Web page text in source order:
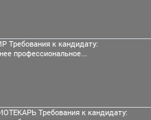
Требования к кандидату:
профессиональное...
Требования к кандидату: